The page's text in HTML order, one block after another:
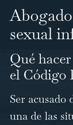
sexual
Qué
el Código
Ser acusado
una de las